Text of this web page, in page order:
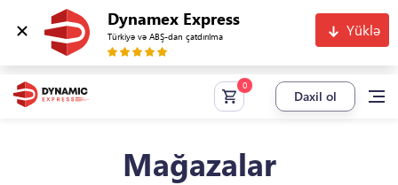
Dynamex Express
Türkiyə və ABŞ-dan çatdırılma Yüklə
Daxil ol
Mağazalar